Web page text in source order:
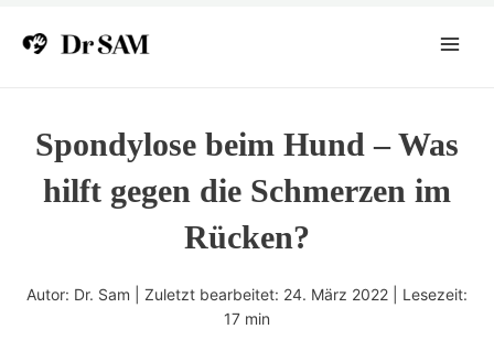
Inhalt
springen
Spondylose beim Hund – Was
hilft gegen die Schmerzen im
Rücken?
Autor: Dr. Sam | Zuletzt bearbeitet: 24. März 2022 | Lesezeit:
17 min